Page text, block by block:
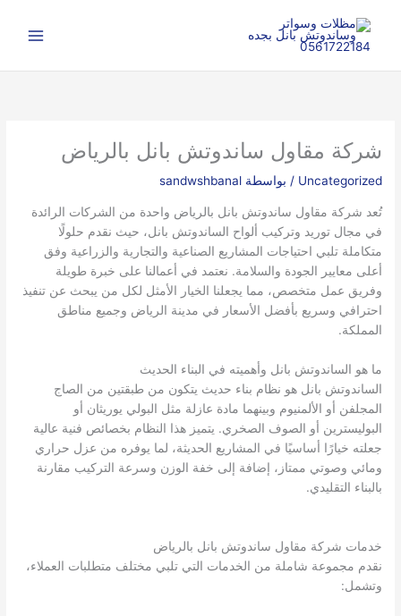
المحتوى
شركة مقاول ساندوتش بانل بالرياض
Uncategorized / بواسطة sandwshbanal
تُعد شركة مقاول ساندوتش بانل بالرياض واحدة من الشركات الرائدة
في مجال توريد وتركيب ألواح الساندوتش بانل، حيث نقدم حلولًا
متكاملة تلبي احتياجات المشاريع الصناعية والتجارية والزراعية وفق
أعلى معايير الجودة والسلامة. نعتمد في أعمالنا على خبرة طويلة
وفريق عمل متخصص، مما يجعلنا الخيار الأمثل لكل من يبحث عن تنفيذ
احترافي وسريع بأفضل الأسعار في مدينة الرياض وجميع مناطق
المملكة.
ما هو الساندوتش بانل وأهميته في البناء الحديث
الساندوتش بانل هو نظام بناء حديث يتكون من طبقتين من الصاج
المجلفن أو الألمنيوم وبينهما مادة عازلة مثل البولي يوريثان أو
البوليسترين أو الصوف الصخري. يتميز هذا النظام بخصائص فنية عالية
جعلته خيارًا أساسيًا في المشاريع الحديثة، لما يوفره من عزل حراري
ومائي وصوتي ممتاز، إضافة إلى خفة الوزن وسرعة التركيب مقارنة
بالبناء التقليدي.
خدمات شركة مقاول ساندوتش بانل بالرياض
نقدم مجموعة شاملة من الخدمات التي تلبي مختلف متطلبات العملاء،
وتشمل: